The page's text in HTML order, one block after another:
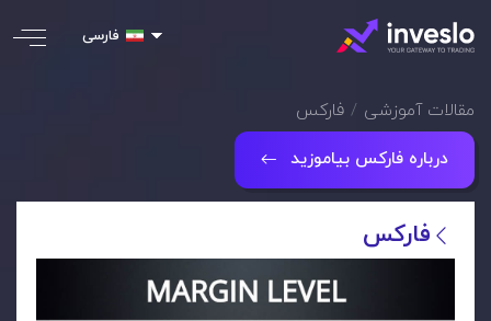
فارسی
مقالات آموزشی فارکس
درباره فارکس بیاموزید
فارکس